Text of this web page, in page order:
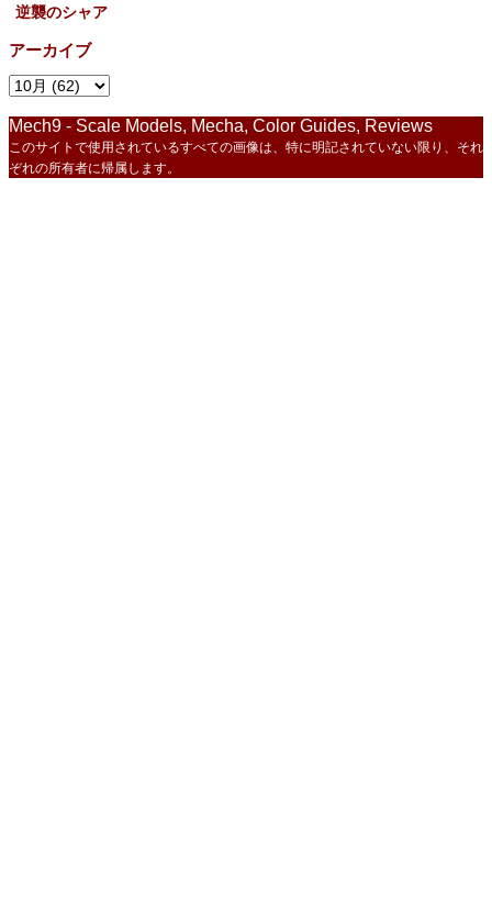
逆襲のシャア
アーカイブ
Mech9 - Scale Models, Mecha, Color Guides, Reviews
このサイトで使用されているすべての画像は、特に明記されていない限り、それ
ぞれの所有者に帰属します。